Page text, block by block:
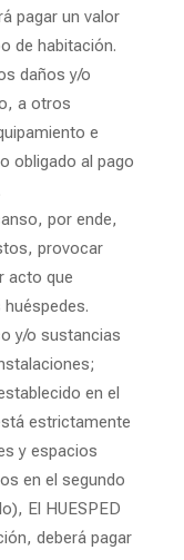
pagar un valor
de habitación.
daños y/o
a otros
e
obligado al pago
por ende,
provocar
acto que
y/o sustancias
en el
estrictamente
y espacios
en el segundo
El HUESPED
deberá pagar